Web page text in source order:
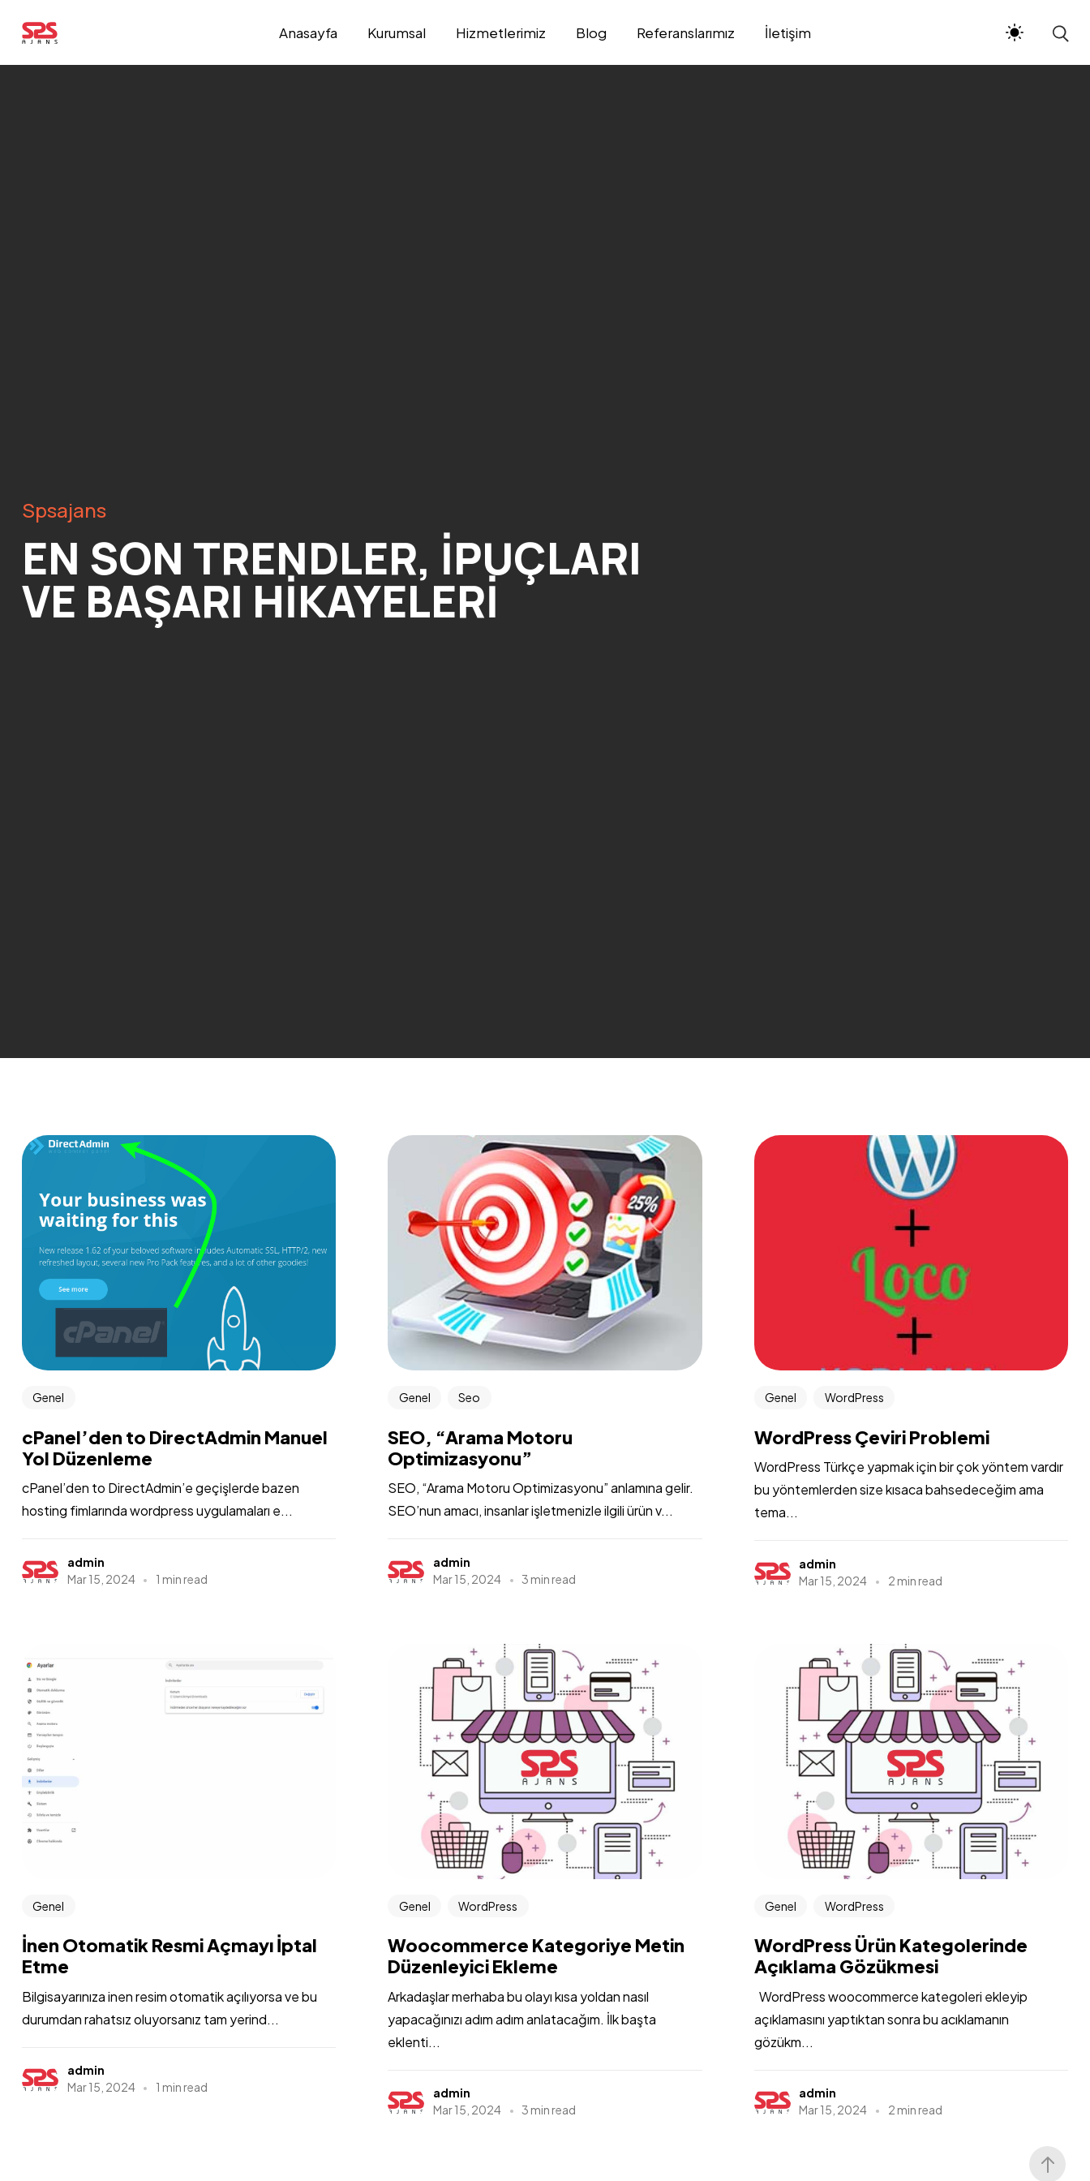
Anasayfa Kurumsal Hizmetlerimiz Blog Referanslarımız İletişim
Spsajans
EN SON TRENDLER, İPUÇLARI
VE BAŞARI HIKAYELERI
Genel
cPanel’den to DirectAdmin Manuel
Yol Düzenleme
cPanel’den to DirectAdmin’e geçişlerde bazen
hosting fimlarında wordpress uygulamaları e...
admin
Mar 15, 2024
1 min read
Genel Seo
SEO, “Arama Motoru
Optimizasyonu”
SEO, “Arama Motoru Optimizasyonu” anlamına gelir.
SEO’nun amacı, insanlar işletmenizle ilgili ürün v...
admin
Mar 15, 2024
3 min read
Genel WordPress
WordPress Çeviri Problemi
WordPress Türkçe yapmak için bir çok yöntem vardır
bu yöntemlerden size kısaca bahsedeceğim ama
tema...
admin
Mar 15, 2024
2 min read
Genel
İnen Otomatik Resmi Açmayı İptal
Etme
Bilgisayarınıza inen resim otomatik açılıyorsa ve bu
durumdan rahatsız oluyorsanız tam yerind...
admin
Mar 15, 2024
1 min read
Genel WordPress
Woocommerce Kategoriye Metin
Düzenleyici Ekleme
Arkadaşlar merhaba bu olayı kısa yoldan nasıl
yapacağınızı adım adım anlatacağım. İlk başta
eklenti...
admin
Mar 15, 2024
3 min read
Genel WordPress
WordPress Ürün Kategolerinde
Açıklama Gözükmesi
WordPress woocommerce kategoleri ekleyip
açıklamasını yaptıktan sonra bu acıklamanın
gözükm...
admin
Mar 15, 2024
2 min read